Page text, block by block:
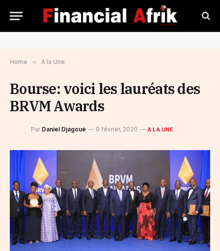
Home » A la Une
Bourse: voici les lauréats des
BRVM Awards
Par Daniel Djagoué 9 février, 2020 A LA UNE